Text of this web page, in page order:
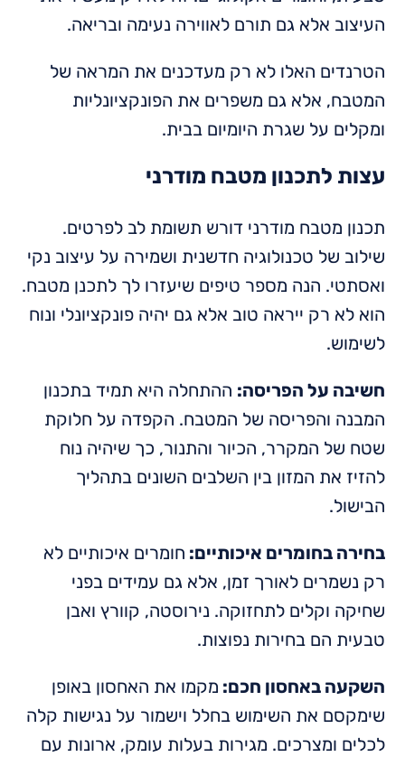
העיצוב אלא גם תורם לאווירה נעימה ובריאה.
הטרנדים האלו לא רק מעדכנים את המראה של
המטבח, אלא גם משפרים את הפונקציונליות
ומקלים על שגרת היומיום בבית.
עצות לתכנון מטבח מודרני
תכנון מטבח מודרני דורש תשומת לב לפרטים.
שילוב של טכנולוגיה חדשנית ושמירה על עיצוב נקי
ואסתטי. הנה מספר טיפים שיעזרו לך לתכנן מטבח.
הוא לא רק ייראה טוב אלא גם יהיה פונקציונלי ונוח
לשימוש.
חשיבה על הפריסה: ההתחלה היא תמיד בתכנון
המבנה והפריסה של המטבח. הקפדה על חלוקת
שטח של המקרר, הכיור והתנור, כך שיהיה נוח
להזיז את המזון בין השלבים השונים בתהליך
הבישול.
בחירה בחומרים איכותיים: חומרים איכותיים לא
רק נשמרים לאורך זמן, אלא גם עמידים בפני
שחיקה וקלים לתחזוקה. נירוסטה, קוורץ ואבן
טבעית הם בחירות נפוצות.
השקעה באחסון חכם: מקמו את האחסון באופן
שימקסם את השימוש בחלל וישמור על נגישות קלה
לכלים ומצרכים. מגירות בעלות עומק, ארונות עם